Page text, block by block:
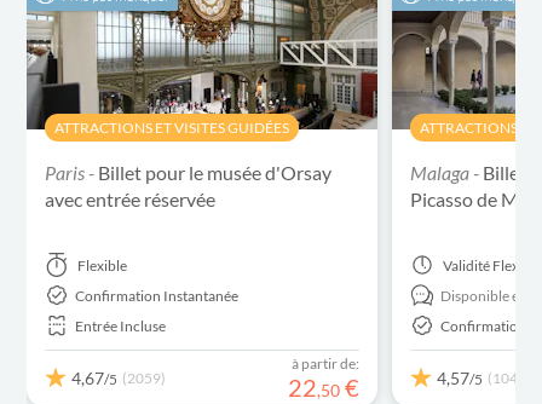
ATTRACTIONS ET VISITES GUIDÉES
Paris - Billet pour le musée d'Orsay
avec entrée réservée
Flexible
Confirmation Instantanée
Entrée Incluse
4,67/5 (2059)
à partir de:
22,50 €
ATTRACTIONS ET
Malaga - Billets
Picasso de
Validité Flexible
Disponible en:
Confirmation
4,57/5 (1048)